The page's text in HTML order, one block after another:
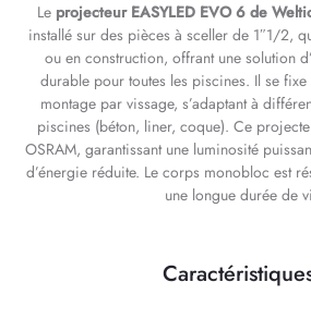
Le projecteur EASYLED EVO 6 de
installé sur des pièces à sceller de 1″1/2,
ou en construction, offrant une solution
durable pour toutes les piscines. Il se
montage par vissage, s’adaptant à
piscines (béton, liner, coque). Ce
OSRAM, garantissant une luminosité
d’énergie réduite. Le corps monobloc est
une longue durée de